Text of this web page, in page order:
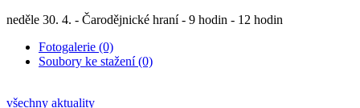
neděle 30. 4. - Čarodějnické hraní - 9 hodin - 12 hodin
Fotogalerie (0)
Soubory ke stažení (0)
všechny aktuality